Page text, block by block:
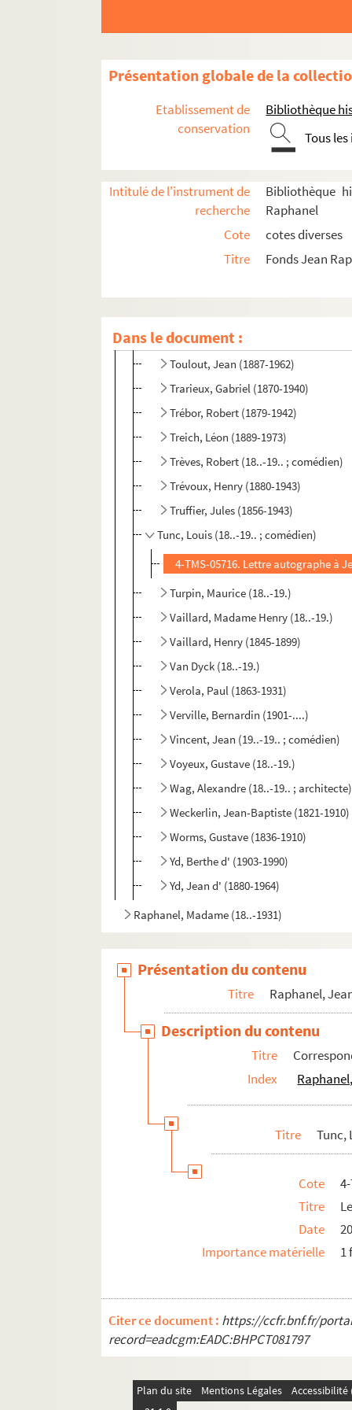
Présentation globale de la
Etablissement de
conservation
Bibliothèque
Tous
Intitulé de l'instrument de
recherche
Bibliothèque
Raphanel
Cote
cotes diverses
Titre
Fonds Jean
Dans le document :
Stephen, Pierre (1890-1980)
Syma, Rose (1868-19.)
Tailhade, Laurent (1854-1919)
Taillade, Madeleine (18..-19.. ;
Tarride, Abel (1865-1951)
Templay, Monsieur (18..-19.)
Téry, Gustave (1871-1928)
Tessandier, Aimée Jeanne (1851-1923)
Thurner, H. (18..-19.)
Timmory, Gabriel (1870-1965)
Toulout, Jean (1887-1962)
Trarieux, Gabriel (1870-1940)
Trébor, Robert (1879-1942)
Treich, Léon (1889-1973)
Trèves, Robert (18..-19.. ; comédien)
Trévoux, Henry (1880-1943)
Truffier, Jules (1856-1943)
Tunc, Louis (18..-19.. ; comédien)
4-TMS-05716. Lettre autographe à
Turpin, Maurice (18..-19.)
Vaillard, Madame Henry (18..-19.)
Vaillard, Henry (1845-1899)
Van Dyck (18..-19.)
Verola, Paul (1863-1931)
Verville, Bernardin (1901-....)
Vincent, Jean (19..-19.. ; comédien)
Voyeux, Gustave (18..-19.)
Wag, Alexandre (18..-19.. ; architecte)
Weckerlin, Jean-Baptiste (1821-1910)
Worms, Gustave (1836-1910)
Yd, Berthe d' (1903-1990)
Yd, Jean d' (1880-1964)
Raphanel, Madame (18..-1931)
Présentation du contenu
Titre Raphanel,
Description du contenu
Titre
Index
Titre Tunc,
Cote
Titre
Date
Importance matérielle
1
Citer ce document : https://ccfr.bnf.fr/
record=eadcgm:EADC:BHPCT081797
Plan du site Mentions Légales